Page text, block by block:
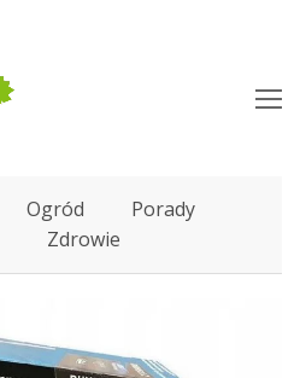
Ogród
Porady
Zdrowie